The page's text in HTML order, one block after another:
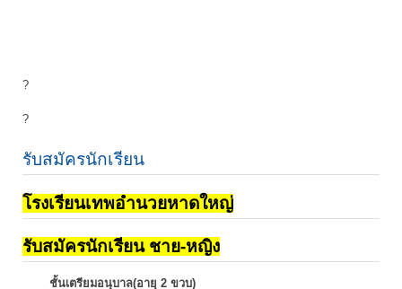
?
?
รับสมัครนักเรียน
โรงเรียนเทพอำนวยหาดใหญ่
รับสมัครนักเรียน ชาย-หญิง
ชั้นเตรียมอนุบาล(อายุ 2 ขวบ)